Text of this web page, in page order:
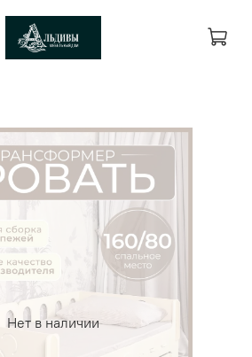
Нет в наличии